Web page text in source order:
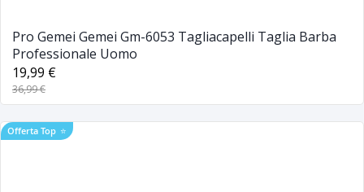
Pro Gemei Gemei Gm-6053 Tagliacapelli Taglia Barba
Professionale Uomo
19,99 €
36,99 €
Offerta Top ⭐